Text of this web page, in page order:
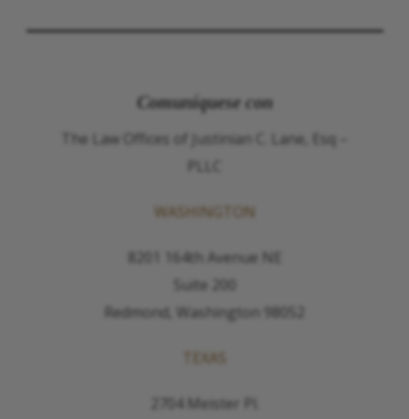
Comuníquese con
The Law Offices of Justinian C. Lane, Esq –
PLLC
WASHINGTON
8201 164th Avenue NE
Suite 200
Redmond, Washington 98052
TEXAS
2704 Meister Pl.